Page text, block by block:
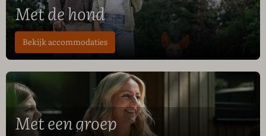
Met de hond
Bekijk accommodaties
Met een groep